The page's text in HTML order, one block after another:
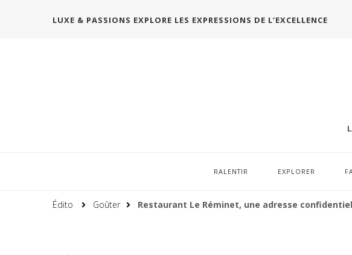
LUXE & PASSIONS EXPLORE LES EXPRESSIONS DE L’EXCELLENCE
RALENTIR EXPLORER
Édito Goûter Restaurant Le Réminet, une adresse